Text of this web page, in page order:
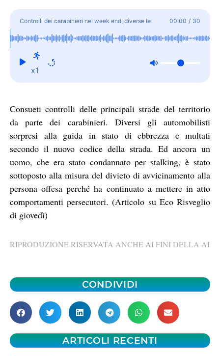
Controlli dei carabinieri nel week end, diverse le
persone alla guida ubriache
00:00 / 30
x1
Consueti controlli delle principali strade del territorio
da parte dei carabinieri. Diversi gli automobilisti
sorpresi alla guida in stato di ebbrezza e multati
secondo il nuovo codice della strada. Ed ancora un
uomo, che era stato condannato per stalking, è stato
sottoposto alla misura del divieto di avvicinamento alla
persona offesa perché ha continuato a mettere in atto
comportamenti persecutori. (Articolo su Eco Risveglio
di giovedì)
RIPRODUZIONE RISERVATA ANCHE AI FINI DELLA AI
CONDIVIDI
ARTICOLI RECENTI